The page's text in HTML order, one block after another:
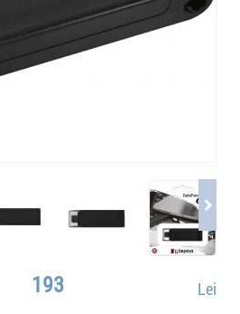
193 Lei